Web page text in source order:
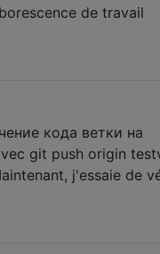
de travail
кода ветки на
git push origin
j'essaie de